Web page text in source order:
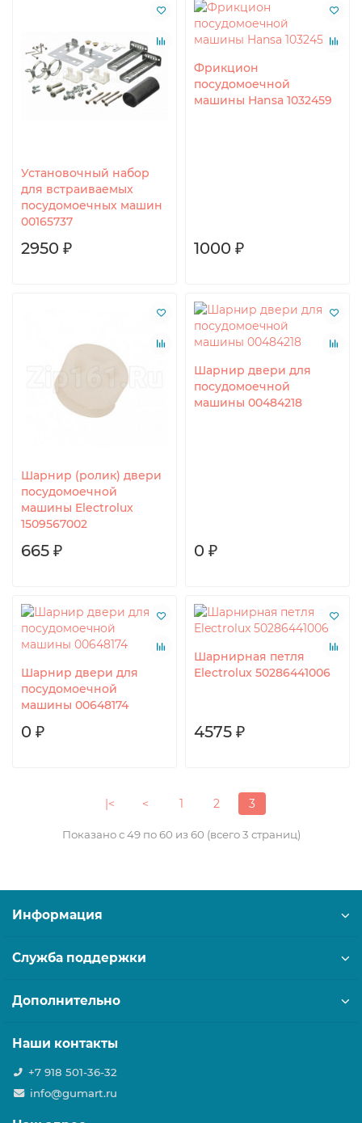
Установочный набор
для встраиваемых
посудомоечных машин
00165737
2950 ₽
Фрикцион
посудомоечной
машины Hansa 1032459
1000 ₽
Шарнир (ролик) двери
посудомоечной
машины Electrolux
1509567002
665 ₽
Шарнир двери для
посудомоечной
машины 00484218
0 ₽
Шарнир двери для
посудомоечной
машины 00648174
0 ₽
Шарнирная петля
Electrolux 50286441006
4575 ₽
|< < 1 2 3
Показано с 49 по 60 из 60 (всего 3 страниц)
Информация
Служба поддержки
Дополнительно
Наши контакты
+7 918 501-36-32
info@gumart.ru